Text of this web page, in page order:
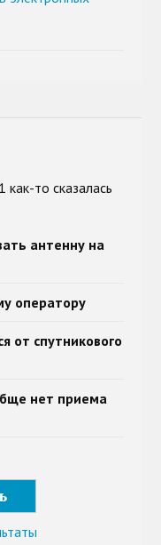
как-то сказалась
антенну на
оператору
от спутникового
нет приема